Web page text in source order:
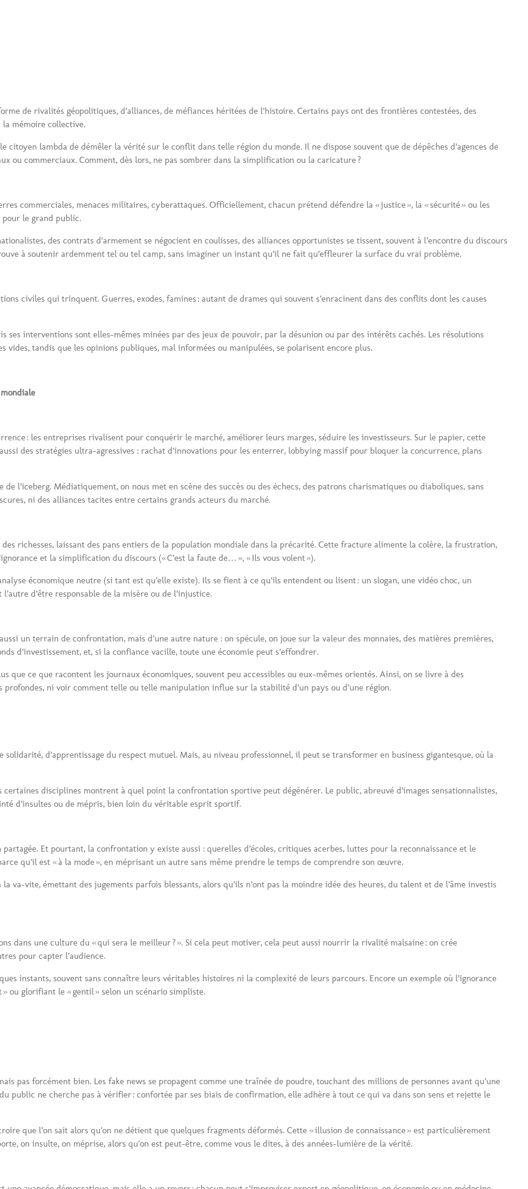
de rivalités géopolitiques, d’alliances, de méfiances héritées de l’histoire. Certains pays ont des frontières contestées, des
la mémoire collective.
citoyen lambda de démêler la vérité sur le conflit dans telle région du monde. Il ne dispose souvent que de dépêches d’agences de
ou commerciaux. Comment, dès lors, ne pas sombrer dans la simplification ou la caricature ?
commerciales, menaces militaires, cyberattaques. Officiellement, chacun prétend défendre la « justice », la « sécurité » ou les
pour le grand public.
des contrats d’armement se négocient en coulisses, des alliances opportunistes se tissent, souvent à l’encontre du discours
à soutenir ardemment tel ou tel camp, sans imaginer un instant qu’il ne fait qu’effleurer la surface du vrai problème.
civiles qui trinquent. Guerres, exodes, famines : autant de drames qui souvent s’enracinent dans des conflits dont les causes
interventions sont elles-mêmes minées par des jeux de pouvoir, par la désunion ou par des intérêts cachés. Les résolutions
tandis que les opinions publiques, mal informées ou manipulées, se polarisent encore plus.
: les entreprises rivalisent pour conquérir le marché, améliorer leurs marges, séduire les investisseurs. Sur le papier, cette
des stratégies ultra-agressives : rachat d’innovations pour les enterrer, lobbying massif pour bloquer la concurrence, plans
l’iceberg. Médiatiquement, on nous met en scène des succès ou des échecs, des patrons charismatiques ou diaboliques, sans
ni des alliances tacites entre certains grands acteurs du marché.
richesses, laissant des pans entiers de la population mondiale dans la précarité. Cette fracture alimente la colère, la frustration,
et la simplification du discours (« C’est la faute de… », « Ils vous volent »).
économique neutre (si tant est qu’elle existe). Ils se fient à ce qu’ils entendent ou lisent : un slogan, une vidéo choc, un
d’être responsable de la misère ou de l’injustice.
un terrain de confrontation, mais d’une autre nature : on spécule, on joue sur la valeur des monnaies, des matières premières,
d’investissement, et, si la confiance vacille, toute une économie peut s’effondrer.
que ce que racontent les journaux économiques, souvent peu accessibles ou eux-mêmes orientés. Ainsi, on se livre à des
profondes, ni voir comment telle ou telle manipulation influe sur la stabilité d’un pays ou d’une région.
d’apprentissage du respect mutuel. Mais, au niveau professionnel, il peut se transformer en business gigantesque, où la
disciplines montrent à quel point la confrontation sportive peut dégénérer. Le public, abreuvé d’images sensationnalistes,
d’insultes ou de mépris, bien loin du véritable esprit sportif.
Et pourtant, la confrontation y existe aussi : querelles d’écoles, critiques acerbes, luttes pour la reconnaissance et le
qu’il est « à la mode », en méprisant un autre sans même prendre le temps de comprendre son œuvre.
va-vite, émettant des jugements parfois blessants, alors qu’ils n’ont pas la moindre idée des heures, du talent et de l’âme investis
dans une culture du « qui sera le meilleur ? ». Si cela peut motiver, cela peut aussi nourrir la rivalité malsaine : on crée
pour capter l’audience.
instants, souvent sans connaître leurs véritables histoires ni la complexité de leurs parcours. Encore un exemple où l’ignorance
ou glorifiant le « gentil » selon un scénario simpliste.
pas forcément bien. Les fake news se propagent comme une traînée de poudre, touchant des millions de personnes avant qu’une
public ne cherche pas à vérifier : confortée par ses biais de confirmation, elle adhère à tout ce qui va dans son sens et rejette le
que l’on sait alors qu’on ne détient que quelques fragments déformés. Cette « illusion de connaissance » est particulièrement
on insulte, on méprise, alors qu’on est peut-être, comme vous le dites, à des années-lumière de la vérité.